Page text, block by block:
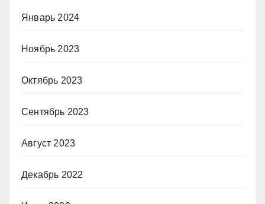
Январь 2024
Ноябрь 2023
Октябрь 2023
Сентябрь 2023
Август 2023
Декабрь 2022